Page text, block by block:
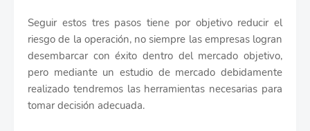
Seguir estos tres pasos tiene por objetivo reducir el
riesgo de la operación, no siempre las empresas logran
desembarcar con éxito dentro del mercado objetivo,
pero mediante un estudio de mercado debidamente
realizado tendremos las herramientas necesarias para
tomar decisión adecuada.